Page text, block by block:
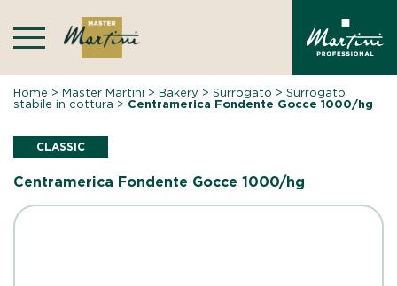
content
Home >Master Martini >Bakery >Surrogato >Surrogato
stabile in cottura > Centramerica Fondente Gocce 1000/hg
CLASSIC
Centramerica Fondente Gocce 1000/hg